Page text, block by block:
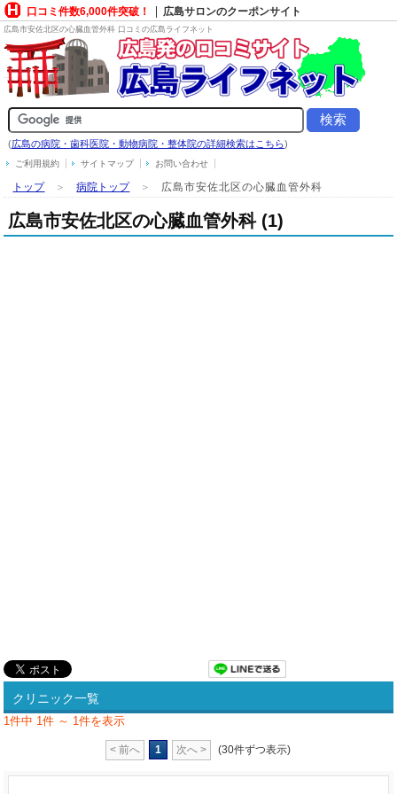
口コミ件数6,000件突破！ 広島サロンのクーポンサイト
広島市安佐北区の心臓血管外科 口コミの広島ライフネット
(広島の病院・歯科医院・動物病院・整体院の詳細検索はこちら)
ご利用規約 サイトマップ お問い合わせ
トップ＞病院トップ＞ 広島市安佐北区の心臓血管外科
広島市安佐北区の心臓血管外科 (1)
クリニック一覧
1件中 1件 ～ 1件を表示
< 前へ 1 次へ > (30件ずつ表示)